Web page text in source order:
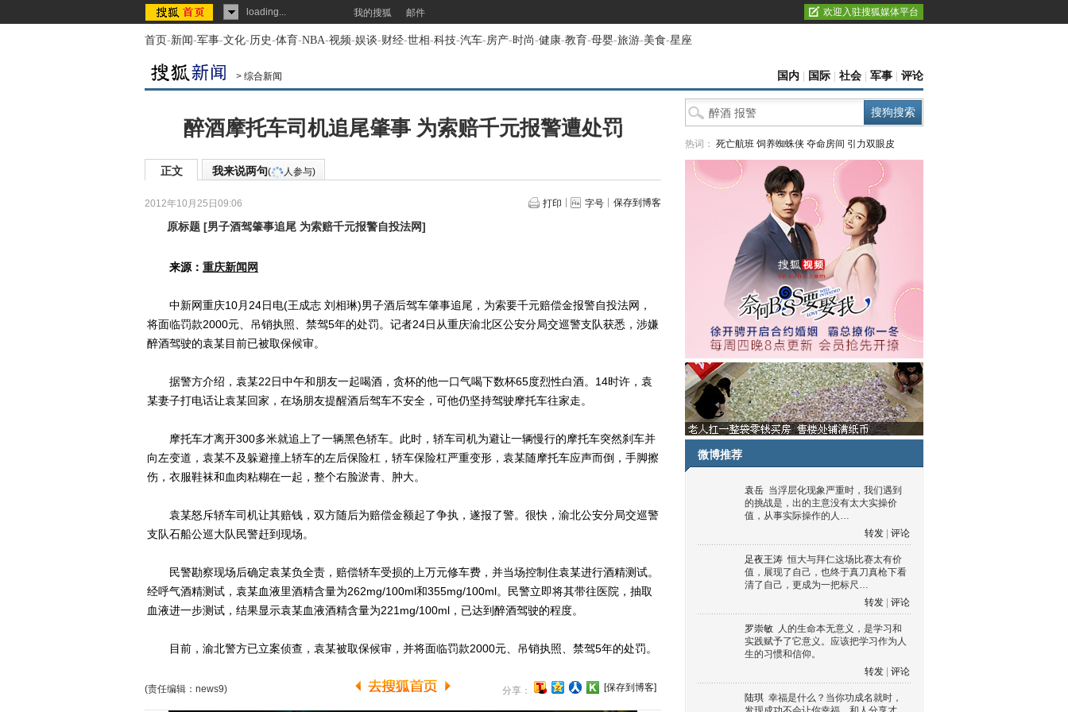
loading... 我的搜狐 邮件 欢迎入驻搜狐媒体平台
首页-新闻-军事-文化-历史-体育-NBA-视频-娱谈-财经-世相-科技-汽车-房产-时尚-健康-教育-母婴-旅游-美食-星座
> 综合新闻 国内 国际 社会 军事 评论
醉酒摩托车司机追尾肇事 为索赔千元报警遭处罚
正文 我来说两句( 人参与)
2012年10月25日09:06 打印 字号 保存到博客
原标题 [男子酒驾肇事追尾 为索赔千元报警自投法网]
来源： 重庆新闻网
中新网重庆10月24日电(王成志 刘相琳)男子酒后驾车肇事追尾，为索要千元赔偿金报警自投法网，
将面临罚款2000元、吊销执照、禁驾5年的处罚。记者24日从重庆渝北区公安分局交巡警支队获悉，涉嫌
醉酒驾驶的袁某目前已被取保候审。
据警方介绍，袁某22日中午和朋友一起喝酒，贪杯的他一口气喝下数杯65度烈性白酒。14时许，袁
某妻子打电话让袁某回家，在场朋友提醒酒后驾车不安全，可他仍坚持驾驶摩托车往家走。
摩托车才离开300多米就追上了一辆黑色轿车。此时，轿车司机为避让一辆慢行的摩托车突然刹车并
向左变道，袁某不及躲避撞上轿车的左后保险杠，轿车保险杠严重变形，袁某随摩托车应声而倒，手脚擦
伤，衣服鞋袜和血肉粘糊在一起，整个右脸淤青、肿大。
袁某怒斥轿车司机让其赔钱，双方随后为赔偿金额起了争执，遂报了警。很快，渝北公安分局交巡警
支队石船公巡大队民警赶到现场。
民警勘察现场后确定袁某负全责，赔偿轿车受损的上万元修车费，并当场控制住袁某进行酒精测试。
经呼气酒精测试，袁某血液里酒精含量为262mg/100ml和355mg/100ml。民警立即将其带往医院，抽取
血液进一步测试，结果显示袁某血液酒精含量为221mg/100ml，已达到醉酒驾驶的程度。
目前，渝北警方已立案侦查，袁某被取保候审，并将面临罚款2000元、吊销执照、禁驾5年的处罚。
(责任编辑：news9) 分享： [保存到博客]
热词： 死亡航班 饲养蜘蛛侠 夺命房间 引力双眼皮
微博推荐
袁岳 当浮层化现象严重时，我们遇到
的挑战是，出的主意没有太大实操价
值，从事实际操作的人…
转发
评论
足夜王涛 恒大与拜仁这场比赛太有价
值，展现了自己，也终于真刀真枪下看
清了自己，更成为一把标尺…
转发
评论
罗崇敏 人的生命本无意义，是学习和
实践赋予了它意义。应该把学习作为人
生的习惯和信仰。
转发
评论
陆琪 幸福是什么？当你功成名就时，